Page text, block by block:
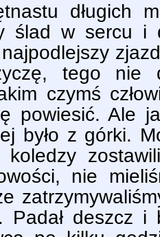
długich
ślad w sercu i
najpodlejszy
tego nie
czymś
powiesić. Ale
było z górki.
koledzy
nie
deszcz i